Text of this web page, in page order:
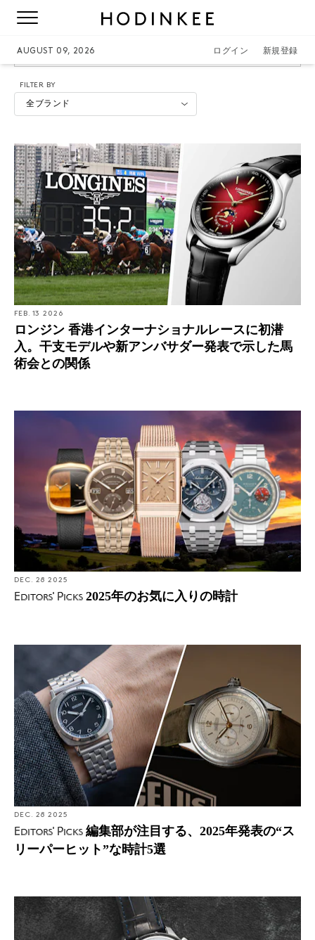
AUGUST 09, 2026 ログイン 新規登録
2025年新作
FILTER BY
全ブランド
FEB. 13 2026
ロンジン 香港インターナショナルレースに初潜
入。干支モデルや新アンバサダー発表で示した馬
術会との関係
DEC. 28 2025
Editors' Picks 2025年のお気に入りの時計
DEC. 28 2025
Editors' Picks 編集部が注目する、2025年発表の“ス
リーパーヒット”な時計5選